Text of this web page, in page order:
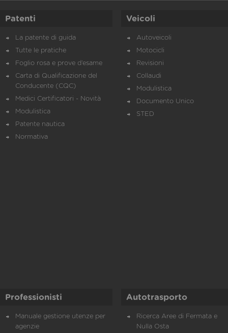
Patenti
La patente di guida
Tutte le pratiche
Foglio rosa e prove d’esame
Carta di Qualificazione del
Conducente (CQC)
Medici Certificatori - Novità
Modulistica
Patente nautica
Normativa
Veicoli
Autoveicoli
Motocicli
Revisioni
Collaudi
Modulistica
Documento Unico
STED
Professionisti
Manuale gestione utenze per
agenzie
Autotrasporto
Ricerca Aree di Fermata e
Nulla Osta